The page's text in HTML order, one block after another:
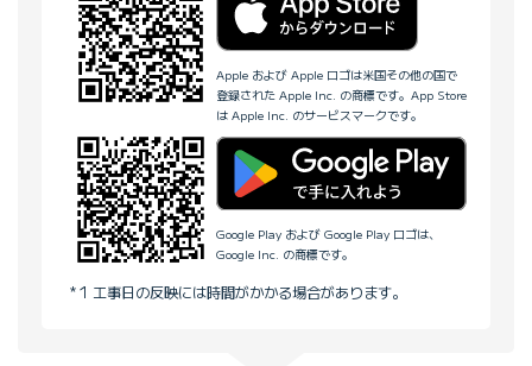
Apple および Apple ロゴは米国その他の国で
登録された Apple Inc. の商標です。App Store
は Apple Inc. のサービスマークです。
Google Play および Google Play ロゴは、
Google Inc. の商標です。
1 工事日の反映には時間がかかる場合があります。